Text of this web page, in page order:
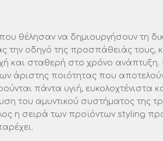
θέλησαν να δημιουργήσουν τη
την οδηγό της προσπάθειάς τους,
και σταθερή στο χρόνο ανάπτυξη.
άριστης ποιότητας που
πάντα υγιή, ευκολοχτένιστα
του αμυντικού συστήματος της
η σειρά των προϊόντων styling